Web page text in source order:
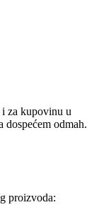
za kupovinu u
dospećem odmah.
proizvoda: